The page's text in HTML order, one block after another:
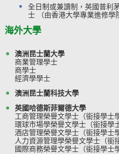
全日制或兼讀制，英國普利
士 （由香港大學專業進修學
​海外大學
澳洲昆士蘭大學
商業管理學士
商學士
經濟學學士
澳洲昆士蘭科技大學
英國哈德斯菲爾德大學
工商管理榮譽文學士（銜接學士
環球市場學榮譽文學士（銜接學
酒店管理榮譽文學士（銜接學士
人力資源管理學榮譽文學士（銜
國際商務榮譽文學士（銜接學士